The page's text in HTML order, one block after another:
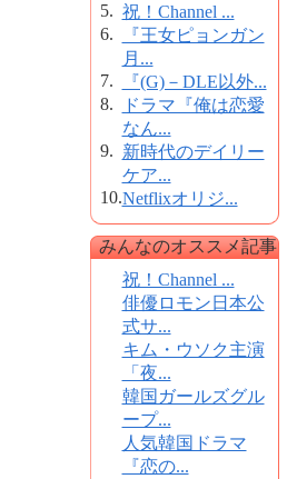
5. 祝！Channel ...
6.
『王女ピョンガン
月...
7.
『(G)－DLE以外...
8.
ドラマ『俺は恋愛
なん...
9. 新時代のデイリー
ケア...
10.Netflixオリジ...
みんなのオススメ記事
祝！Channel ...
俳優ロモン日本公
式サ...
キム・ウソク主演
「夜...
韓国ガールズグル
ープ...
人気韓国ドラマ
『恋の...